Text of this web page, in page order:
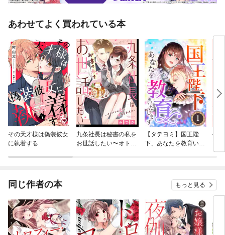
あわせてよく買われている本
その天才様は偽装彼女
に執着する
九条社長は秘書の私を
お世話したい〜オトメ
【タテヨミ】国王陛
下、あなたを教育いた
や
て
同じ作者の本 もっと見る